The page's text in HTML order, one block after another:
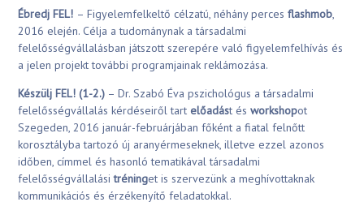
Ébredj FEL! – Figyelemfelkeltő célzatú, néhány percesflashmob,
2016 elején. Célja a tudománynak a társadalmi
felelősségvállalásban játszott szerepére való figyelemfelhívás és
a jelen projekt további programjainak reklámozása.
Készülj FEL! (1-2.) – Dr. Szabó Éva pszichológus a társadalmi
felelősségvállalás kérdéseiről tart előadást ésworkshopot
Szegeden, 2016 január-februárjában főként a fiatal felnőtt
korosztályba tartozó új aranyérmeseknek, illetve ezzel azonos
időben, címmel és hasonló tematikával társadalmi
felelősségvállalási tréninget is szervezünk a meghívottaknak
kommunikációs és érzékenyítő feladatokkal.